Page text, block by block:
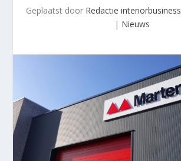
Geplaatst door Redactie interiorbusiness
| Nieuws